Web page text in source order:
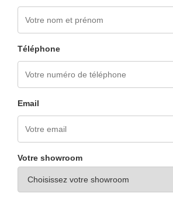
Téléphone
Email
Votre showroom